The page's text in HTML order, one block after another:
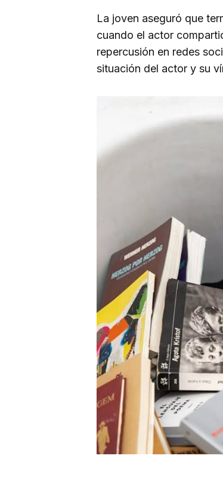
La joven aseguró que
cuando el actor
repercusión en redes
situación del actor y su